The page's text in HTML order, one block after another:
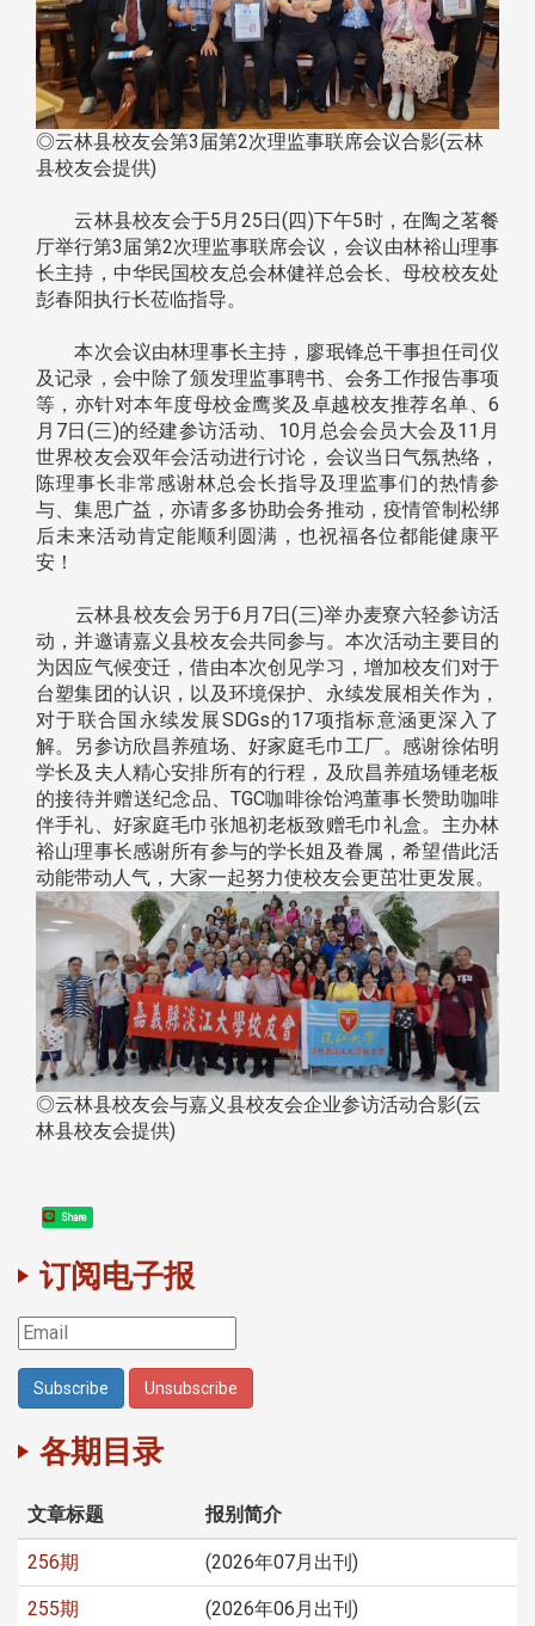
◎云林县校友会第3届第2次理监事联席会议合影(云林
县校友会提供)
云林县校友会于5月25日(四)下午5时，在陶之茗餐
厅举行第3届第2次理监事联席会议，会议由林裕山理事
长主持，中华民国校友总会林健祥总会长、母校校友处
彭春阳执行长莅临指导。
本次会议由林理事长主持，廖珉锋总干事担任司仪
及记录，会中除了颁发理监事聘书、会务工作报告事项
等，亦针对本年度母校金鹰奖及卓越校友推荐名单、6
月7日(三)的经建参访活动、10月总会会员大会及11月
世界校友会双年会活动进行讨论，会议当日气氛热络，
陈理事长非常感谢林总会长指导及理监事们的热情参
与、集思广益，亦请多多协助会务推动，疫情管制松绑
后未来活动肯定能顺利圆满，也祝福各位都能健康平
安！
云林县校友会另于6月7日(三)举办麦寮六轻参访活
动，并邀请嘉义县校友会共同参与。本次活动主要目的
为因应气候变迁，借由本次创见学习，增加校友们对于
台塑集团的认识，以及环境保护、永续发展相关作为，
对于联合国永续发展SDGs的17项指标意涵更深入了
解。另参访欣昌养殖场、好家庭毛巾工厂。感谢徐佑明
学长及夫人精心安排所有的行程，及欣昌养殖场锺老板
的接待并赠送纪念品、TGC咖啡徐饴鸿董事长赞助咖啡
伴手礼、好家庭毛巾张旭初老板致赠毛巾礼盒。主办林
裕山理事长感谢所有参与的学长姐及眷属，希望借此活
动能带动人气，大家一起努力使校友会更茁壮更发展。
◎云林县校友会与嘉义县校友会企业参访活动合影(云
林县校友会提供)
Share
订阅电子报
各期目录
文章标题 报别简介
256期 (2026年07月出刊)
255期 (2026年06月出刊)